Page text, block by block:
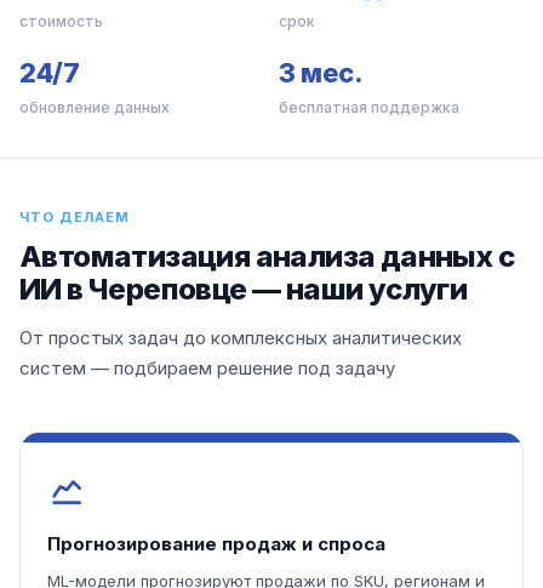
стоимость срок
24/7
обновление данных
3 мес.
бесплатная поддержка
ЧТО ДЕЛАЕМ
Автоматизация анализа данных с
ИИ в Череповце — наши услуги
От простых задач до комплексных аналитических
систем — подбираем решение под задачу
Прогнозирование продаж и спроса
ML-модели прогнозируют продажи по SKU, регионам и